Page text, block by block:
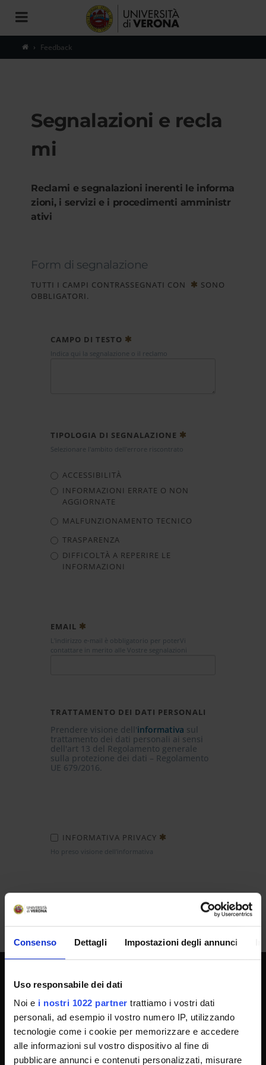
Consenso Dettagli Impostazioni degli annunci
Uso responsabile dei dati
Noi e i nostri 1022 partner trattiamo i vostri dati
personali, ad esempio il vostro numero IP, utilizzando
tecnologie come i cookie per memorizzare e accedere
alle informazioni sul vostro dispositivo al fine di
pubblicare annunci e contenuti personalizzati, misurare
Toggle
navigation
Feedback
Segnalazioni e recla
mi
Reclami e segnalazioni inerenti le informa
zioni, i servizi e i procedimenti amministr
ativi
Form di segnalazione
TUTTI I CAMPI CONTRASSEGNATI CON
SONO
OBBLIGATORI.
CAMPO DI TESTO
Indica qui la segnalazione o il reclamo
TIPOLOGIA DI SEGNALAZIONE
Selezionare l'ambito dell'errore riscontrato
ACCESSIBILITÀ
INFORMAZIONI ERRATE O NON
AGGIORNATE
MALFUNZIONAMENTO TECNICO
TRASPARENZA
DIFFICOLTÀ A REPERIRE LE
INFORMAZIONI
EMAIL
L'indirizzo e-mail è obbligatorio per poterVi
contattare in merito alle Vostre segnalazioni
TRATTAMENTO DEI DATI PERSONALI
Prendere visione dell'informativa sul
trattamento dei dati personali ai sensi
dell'art 13 del Regolamento generale
sulla protezione dei dati – Regolamento
UE 679/2016.
INFORMATIVA PRIVACY
Ho preso visione dell'informativa
Invia
SPORTELLO ATENEO
Amministrazione trasparente
Albo Ufficiale